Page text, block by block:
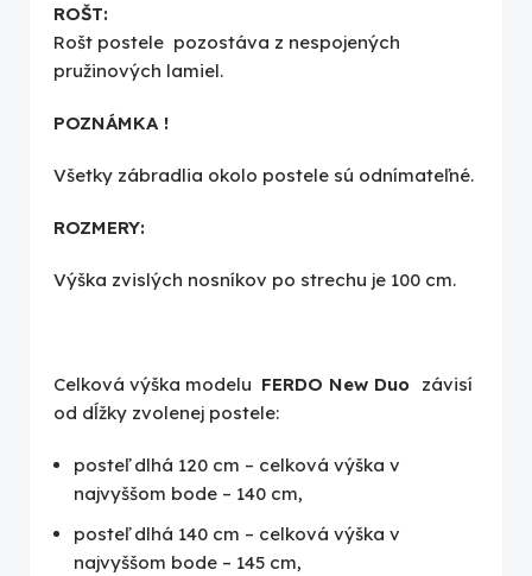
ROŠT:
Rošt postele pozostáva z nespojených
pružinových lamiel.
POZNÁMKA !
Všetky zábradlia okolo postele sú odnímateľné.
ROZMERY:
Výška zvislých nosníkov po strechu je 100 cm.
Celková výška modelu FERDO New Duo závisí
od dĺžky zvolenej postele:
posteľ dlhá 120 cm – celková výška v
najvyššom bode – 140 cm,
posteľ dlhá 140 cm – celková výška v
najvyššom bode – 145 cm,